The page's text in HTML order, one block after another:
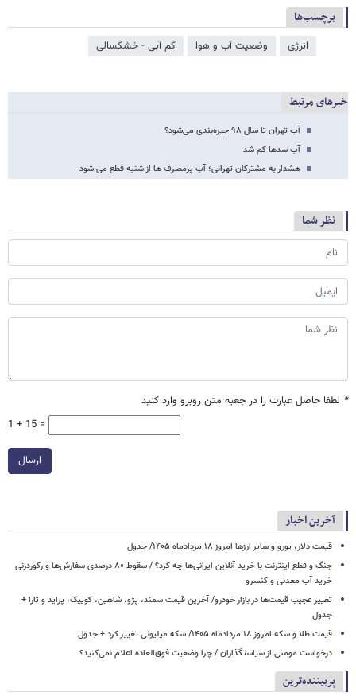
برچسب‌ها
انرژی وضعیت آب و هوا کم آبی - خشکسالی
خبرهای مرتبط
آب تهران تا سال ۹۸ جیره‌بندی می‌شود؟
آب سدها کم شد
هشدار به مشترکان تهرانی؛ آب پرمصرف‌ ها از شنبه قطع می‌ شود
نظر شما
* لطفا حاصل عبارت را در جعبه متن روبرو وارد کنید
1 + 15 =
ارسال
آخرین اخبار
قیمت دلار، یورو و سایر ارزها امروز ۱۸ مردادماه ۱۴۰۵/ جدول
جنگ و قطع اینترنت با خرید آنلاین ایرانی‌ها چه کرد؟ / سقوط ۸۰ درصدی سفارش‌ها و رکوردزنی
خرید آب معدنی و کنسرو
تغییر عجیب قیمت‌ها در بازار خودرو/ آخرین قیمت سمند، پژو، شاهین، کوییک، پراید و تارا +
جدول
قیمت طلا و سکه امروز ۱۸ مردادماه ۱۴۰۵/ سکه میلیونی تغییر کرد + جدول
درخواست مومنی از سیاستگذاران / چرا وضعیت فوق‌العاده اعلام نمی‌کنید؟
پربیننده‌ترین